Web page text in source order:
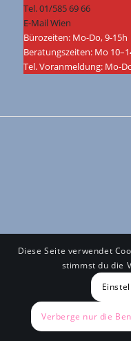
Tel. 01/585 69 66
E-Mail Wien
Bürozeiten: Mo-Do, 9-15h
Beratungszeiten: Mo
Tel. Voranmeldung: Mo-
Diese Seite verwendet
stimmst du die
Verberge nur die